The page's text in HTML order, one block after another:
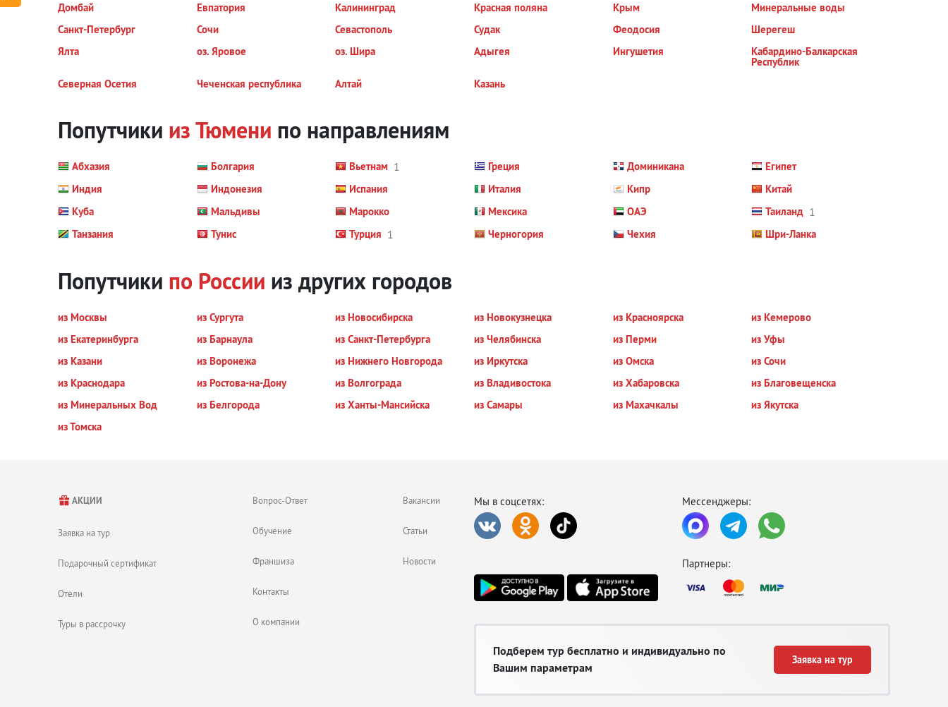
Домбай
Евпатория Калининград Красная поляна Крым
Минеральные воды
Санкт-Петербург
Сочи Севастополь Судак Феодосия
Шерегеш
Ялта
оз. Яровое оз. Шира Адыгея Ингушетия Кабардино-Балкарская
Республик
Северная Осетия
Чеченская республика Алтай Казань
Попутчики из Тюмени по направлениям
Абхазия Болгария Вьетнам 1 Греция Доминикана
Египет
Индия
Индонезия Испания Италия Кипр
Китай
Куба
Мальдивы Марокко Мексика ОАЭ Таиланд 1
Танзания Тунис Турция 1 Черногория Чехия Шри-Ланка
Попутчики по России из других городов
из Москвы из Сургута из Новосибирска из Новокузнецка из Красноярска
из Кемерово
из Екатеринбурга
из Барнаула из Санкт-Петербурга из Челябинска из Перми
из Уфы
из Казани
из Воронежа из Нижнего Новгорода из Иркутска из Омска
из Сочи
из Краснодара
из Ростова-на-Дону из Волгограда из Владивостока из Хабаровска
из Благовещенска
из Минеральных Вод
из Белгорода из Ханты-Мансийска из Самары из Махачкалы
из Якутска
из Томска
АКЦИИ
Заявка на тур
Подарочный сертификат
Отели
Туры в рассрочку
Вопрос-Ответ
Обучение
Франшиза
Контакты
О компании
Вакансии
Статьи
Новости
Мы в соцсетях: Мессенджеры:
Партнеры:
Подберем тур бесплатно и индивидуально по
Вашим параметрам
Заявка на тур